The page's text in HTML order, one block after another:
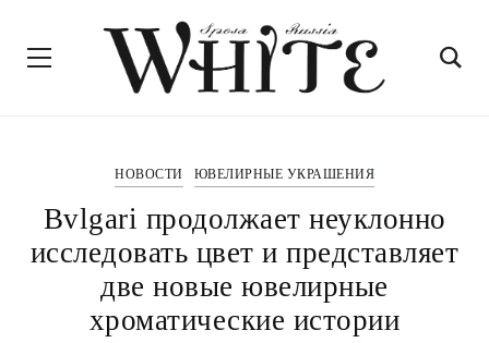
НОВОСТИ ЮВЕЛИРНЫЕ УКРАШЕНИЯ
Bvlgari продолжает неуклонно
исследовать цвет и представляет
две новые ювелирные
хроматические истории